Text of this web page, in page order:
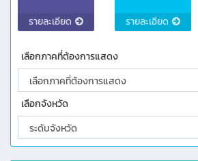
รายละเอียด รายละเอียด
เลือกภาคที่ต้องการแสดง
เลือกจังหวัด